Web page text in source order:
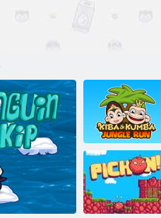
Kiba un Kumba:
Džungļu
skriešanās